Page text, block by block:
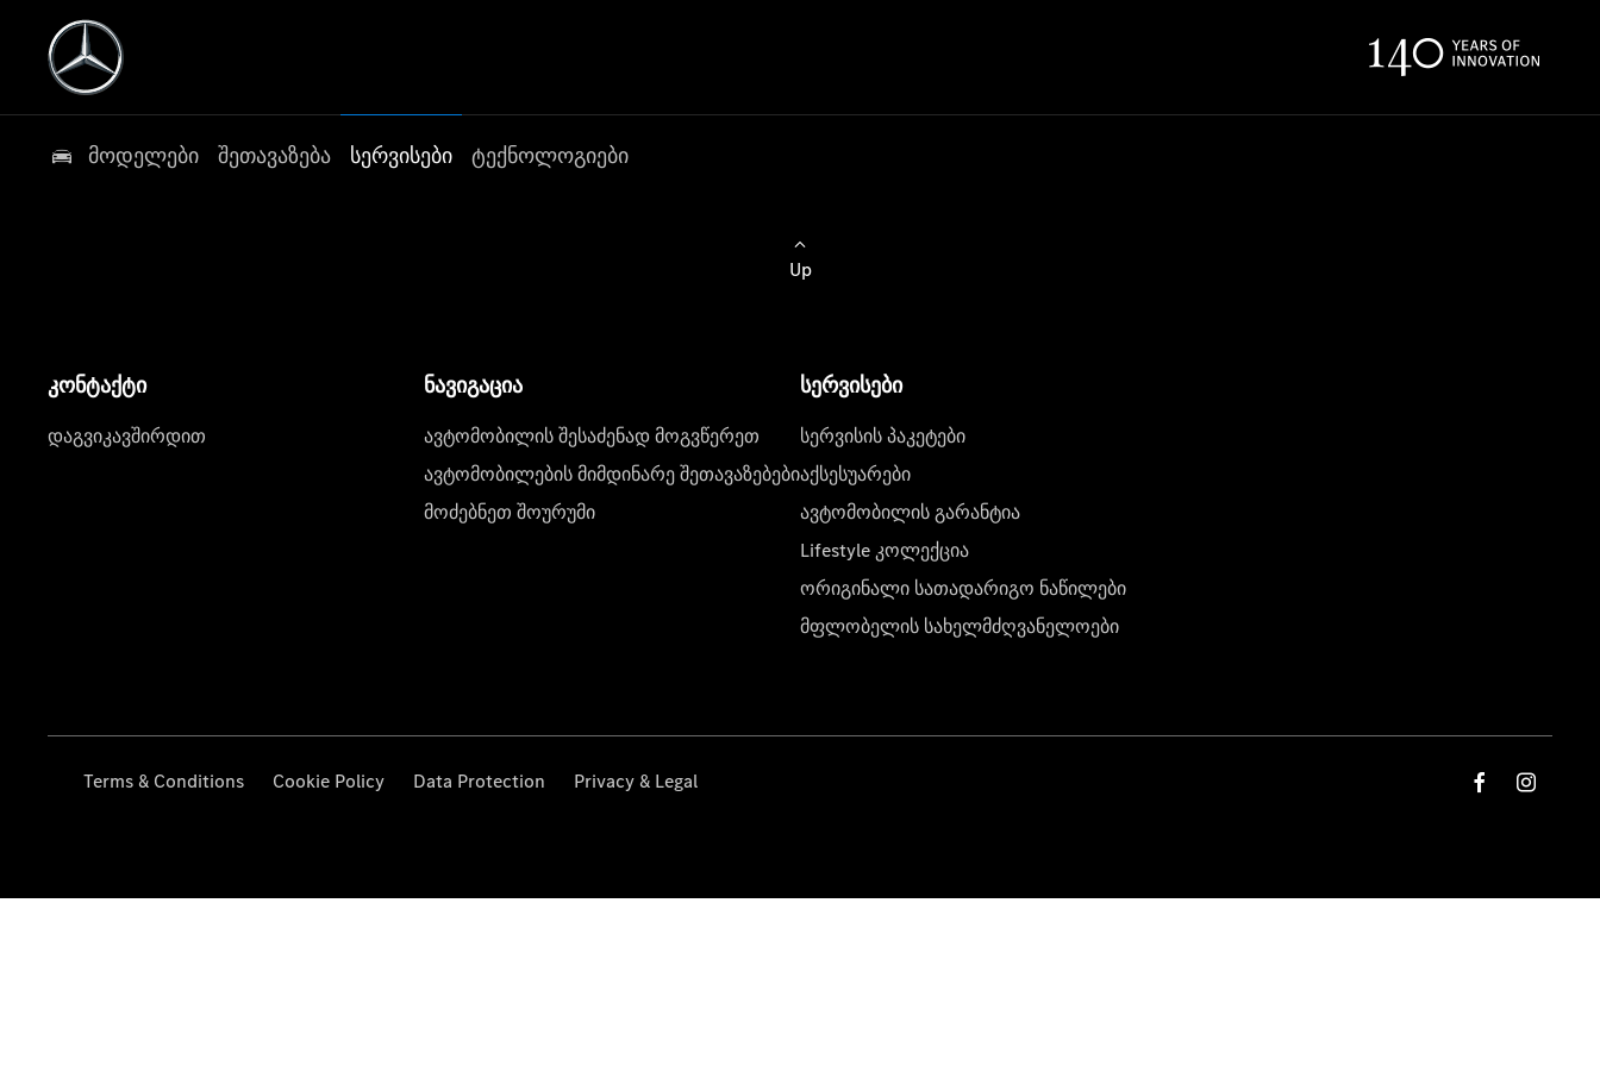
მოდელები შეთავაზება სერვისები ტექნოლოგიები
Up
კონტაქტი
დაგვიკავშირდით
ნავიგაცია
ავტომობილის შესაძენად მოგვწერეთ
ავტომობილების მიმდინარე შეთავაზებები
მოძებნეთ შოურუმი
სერვისები
სერვისის პაკეტები
აქსესუარები
ავტომობილის გარანტია
Lifestyle კოლექცია
ორიგინალი სათადარიგო ნაწილები
მფლობელის სახელმძღვანელოები
Terms & Conditions Cookie Policy Data Protection Privacy & Legal